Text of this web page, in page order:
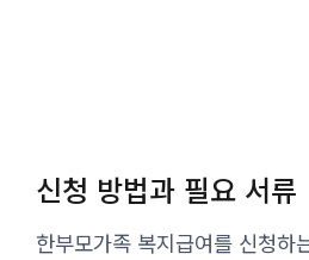
신청 방법과 필요 서류
한부모가족 복지급여를 신청하